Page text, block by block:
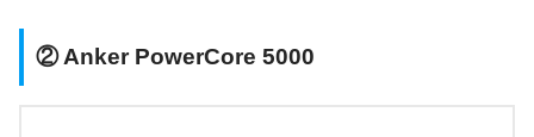
②Anker PowerCore 5000